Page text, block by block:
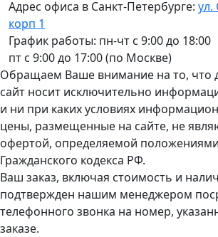
Адрес офиса в Санкт-Петербурге: ул.
корп 1
График работы: пн-чт с 9:00 до 18:00
пт с 9:00 до 17:00 (по Москве)
Обращаем Ваше внимание на то, что
сайт носит исключительно
и ни при каких условиях
цены, размещенные на сайте, не
офертой, определяемой
Гражданского кодекса РФ.
Ваш заказ, включая стоимость и
подтвержден нашим менеджером
телефонного звонка на номер,
заказе.